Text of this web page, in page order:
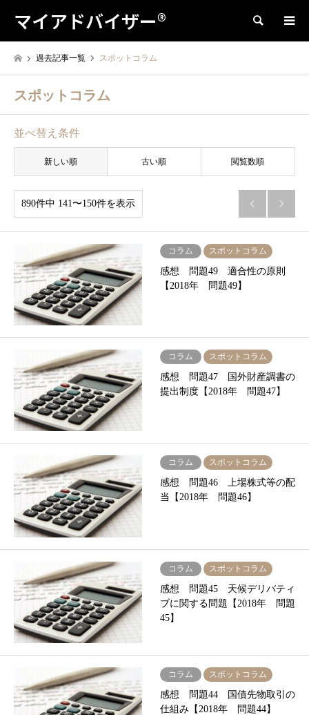
マイアドバイザー® 検索
過去記事一覧 スポットコラム
スポットコラム
並べ替え条件
新しい順 古い順 閲覧数順
890件中 141〜150件を表示  
コラム スポットコラム
感想 問題49 適合性の原則
【2018年 問題49】
コラム スポットコラム
感想 問題47 国外財産調書の
提出制度【2018年 問題47】
コラム スポットコラム
感想 問題46 上場株式等の配
当【2018年 問題46】
コラム スポットコラム
感想 問題45 天候デリバティ
ブに関する問題【2018年 問題
45】
コラム スポットコラム
感想 問題44 国債先物取引の
仕組み【2018年 問題44】